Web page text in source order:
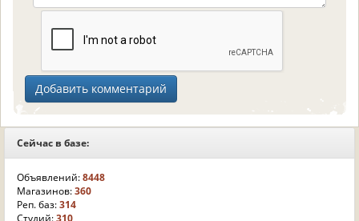
Сейчас в базе:
Объявлений:8448
Магазинов:360
Реп. баз:314